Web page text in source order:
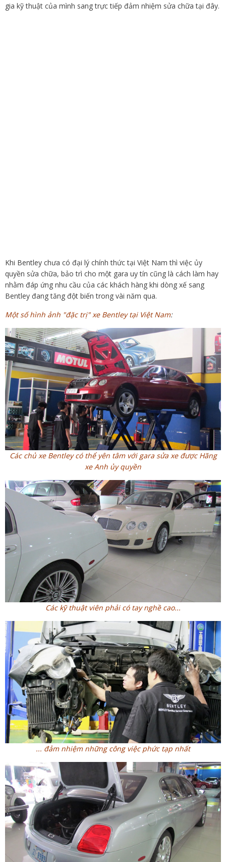
gia kỹ thuật của mình sang trực tiếp đảm nhiệm sửa chữa tại đây.
Khi Bentley chưa có đại lý chính thức tại Việt Nam thì việc ủy
quyền sửa chữa, bảo trì cho một gara uy tín cũng là cách làm hay
nhằm đáp ứng nhu cầu của các khách hàng khi dòng xế sang
Bentley đang tăng đột biến trong vài năm qua.
Một số hình ảnh "đặc trị" xe Bentley tại Việt Nam:
Các chủ xe Bentley có thể yên tâm với gara sửa xe được Hãng
xe Anh ủy quyền
Các kỹ thuật viên phải có tay nghề cao...
... đảm nhiệm những công việc phức tạp nhất